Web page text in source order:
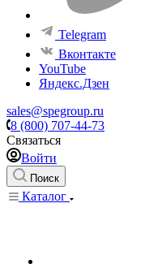
Telegram
Вконтакте
YouTube
Яндекс.Дзен
sales@spegroup.ru
8 (800) 707-44-73
Связаться
Войти
Поиск
Каталог